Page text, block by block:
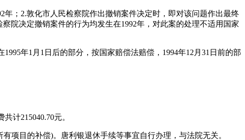
；2.敦化市人民检察院作出撤销案件决定时，即对该问题作出最终
院决定撤销案件的行为均发生在1992年，对此案的处理不适用国家
年1月1日后的部分，按国家赔偿法赔偿，1994年12月31日前的部
计215040.70元。
项目的补偿)。唐利银退休手续等事宜自行办理，与法院无关。